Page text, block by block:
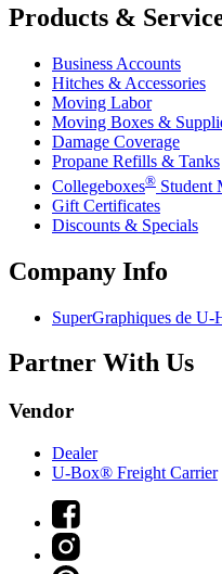
Products &
Business Accounts
Hitches & Accessories
Moving Labor
Moving Boxes &
Damage Coverage
Propane Refills & Tanks
Collegeboxes® Student
Gift Certificates
Discounts & Specials
Company Info
SuperGraphiques de U-
Partner With Us
Vendor
Dealer
U-Box® Freight Carrier